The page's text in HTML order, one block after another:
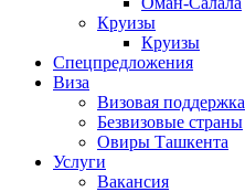
Круизы
Круизы
Спецпредложения
Виза
Визовая поддержка
Безвизовые страны
Овиры Ташкента
Услуги
Вакансия